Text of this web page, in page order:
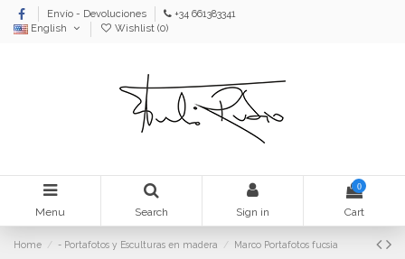
Envío - Devoluciones
+34 661383341
English
Wishlist (0)
Menu Search Sign in
0
Cart
Home - Portafotos y Esculturas en madera Marco Portafotos fucsia